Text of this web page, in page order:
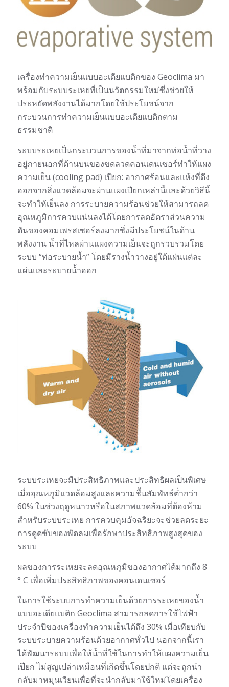
เครื่องทำความเย็นแบบอะเดียแบติกของ Geoclima มา
พร้อมกับระบบระเหยที่เป็นนวัตกรรมใหม่ซึ่งช่วยให้
ประหยัดพลังงานได้มากโดยใช้ประโยชน์จาก
กระบวนการทำความเย็นแบบอะเดียแบติกตาม
ธรรมชาติ
ระบบระเหยเป็นกระบวนการของน้ำที่มาจากท่อน้ำที่วาง
อยู่ภายนอกที่ด้านบนของขดลวดคอนเดนเซอร์ทำให้แผง
ความเย็น (cooling pad) เปียก: อากาศร้อนและแห้งที่ดึง
ออกจากสิ่งแวดล้อมจะผ่านแผงเปียกเหล่านี้และด้วยวิธีนี้
จะทำให้เย็นลง การระบายความร้อนช่วยให้สามารถลด
อุณหภูมิการควบแน่นลงได้โดยการลดอัตราส่วนความ
ดันของคอมเพรสเซอร์ลงมากซึ่งมีประโยชน์ในด้าน
พลังงาน น้ำที่ไหลผ่านแผงความเย็นจะถูกรวบรวมโดย
ระบบ “ท่อระบายน้ำ” โดยมีรางน้ำวางอยู่ใต้แผ่นแต่ละ
แผ่นและระบายน้ำออก
ระบบระเหยจะมีประสิทธิภาพและประสิทธิผลเป็นพิเศษ
เมื่ออุณหภูมิแวดล้อมสูงและความชื้นสัมพัทธ์ต่ำกว่า
60% ในช่วงฤดูหนาวหรือในสภาพแวดล้อมที่ต้องห้าม
สำหรับระบบระเหย การควบคุมอัจฉริยะจะช่วยลดระยะ
การดูดซับของพัดลมเพื่อรักษาประสิทธิภาพสูงสุดของ
ระบบ
ผลของการระเหยจะลดอุณหภูมิของอากาศได้มากถึง 8
° C เพื่อเพิ่มประสิทธิภาพของคอนเดนเซอร์
ในการใช้ระบบการทำความเย็นด้วยการระเหยของน้ำ
แบบอะเดียแบติก Geoclima สามารถลดการใช้ไฟฟ้า
ประจำปีของเครื่องทำความเย็นได้ถึง 30% เมื่อเทียบกับ
ระบบระบายความร้อนด้วยอากาศทั่วไป นอกจากนี้เรา
ได้พัฒนาระบบเพื่อให้น้ำที่ใช้ในการทำให้แผงความเย็น
เปียก ไม่สูญเปล่าเหมือนที่เกิดขึ้นโดยปกติ แต่จะถูกนำ
กลับมาหมุนเวียนเพื่อที่จะนำกลับมาใช้ใหม่โดยเครื่อง